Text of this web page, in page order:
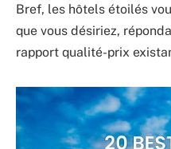
Bref, les hôtels étoilés
que vous désiriez,
rapport qualité-prix